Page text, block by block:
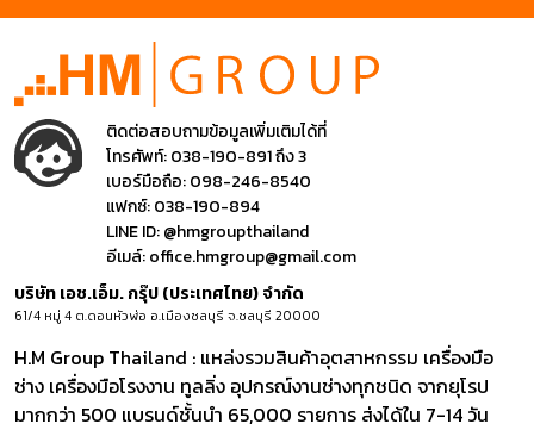
ติดต่อสอบถามข้อมูลเพิ่มเติมได้ที่
โทรศัพท์:038-190-891 ถึง 3
เบอร์มือถือ:098-246-8540
แฟกซ์:038-190-894
LINE ID:@hmgroupthailand
อีเมล์:office.hmgroup@gmail.com
บริษัท เอช.เอ็ม. กรุ๊ป (ประเทศไทย) จำกัด
61/4 หมู่ 4 ต.ดอนหัวฬ่อ อ.เมืองชลบุรี จ.ชลบุรี 20000
H.M Group Thailand : แหล่งรวมสินค้าอุตสาหกรรม เครื่องมือ
ช่าง เครื่องมือโรงงาน ทูลลิ่ง อุปกรณ์งานช่างทุกชนิด จากยุโรป
มากกว่า 500 แบรนด์ชั้นนำ 65,000 รายการ ส่งได้ใน 7-14 วัน